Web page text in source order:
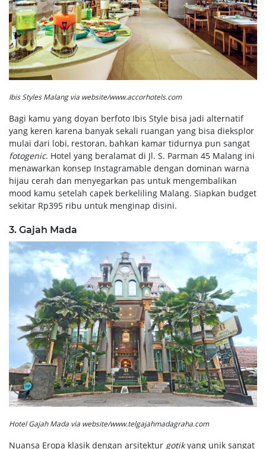
Ibis Styles Malang via website/www.accorhotels.com
Bagi kamu yang doyan berfoto Ibis Style bisa jadi alternatif
yang keren karena banyak sekali ruangan yang bisa dieksplor
mulai dari lobi, restoran, bahkan kamar tidurnya pun sangat
fotogenic. Hotel yang beralamat di Jl. S. Parman 45 Malang ini
menawarkan konsep Instagramable dengan dominan warna
hijau cerah dan menyegarkan pas untuk mengembalikan
mood kamu setelah capek berkeliling Malang. Siapkan budget
sekitar Rp395 ribu untuk menginap disini.
3. Gajah Mada
Hotel Gajah Mada via website/www.telgajahmadagraha.com
Nuansa Eropa klasik dengan arsitektur gotikyang unik sangat